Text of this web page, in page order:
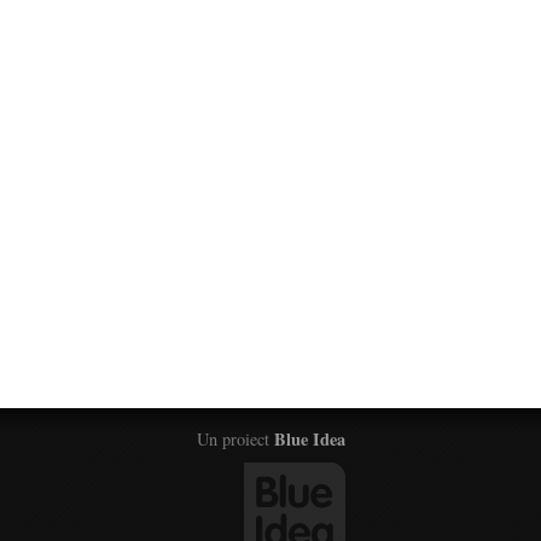
Un proiect Blue Idea